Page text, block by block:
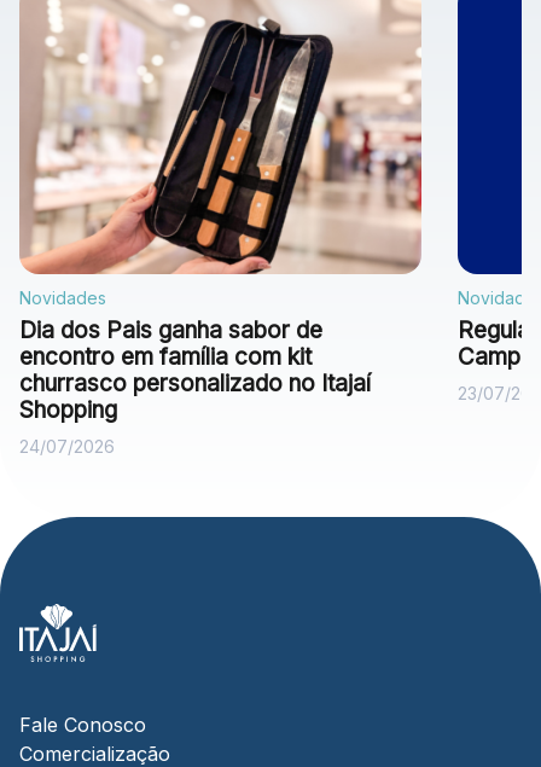
Novidades
Dia dos Pais ganha sabor de
encontro em família com kit
churrasco personalizado no Itajaí
Shopping
24/07/2026
23/07/
Fale Conosco
Comercialização